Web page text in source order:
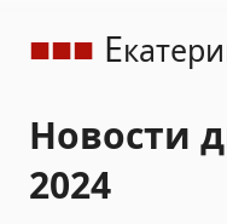
Е
Новости
2024